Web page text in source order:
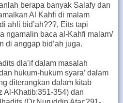
berapa banyak Salafy dan
Al Kahfi di malam
ahli bid’ah???, Eits tapi
ngamalin baca al-Kahfi malam/
di anggap bid’ah juga.
dla’if dalam masalah
hukum-hukum syara’ dalam
diterangkan dalam kitab
Al-Khatib:351-354) dan